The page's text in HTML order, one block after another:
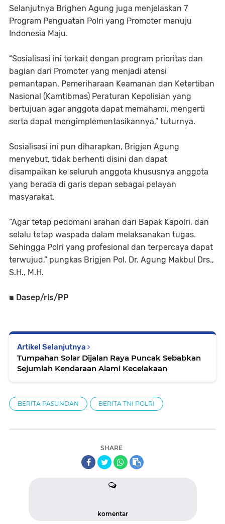
Selanjutnya Brighen Agung juga menjelaskan 7
Program Penguatan Polri yang Promoter menuju
Indonesia Maju.
“Sosialisasi ini terkait dengan program prioritas dan
bagian dari Promoter yang menjadi atensi
pemantapan, Pemeriharaan Keamanan dan Ketertiban
Nasional (Kamtibmas) Peraturan Kepolisian yang
bertujuan agar anggota dapat memahami, mengerti
serta dapat mengimplementasikannya,” tuturnya.
Sosialisasi ini pun diharapkan, Brigjen Agung
menyebut, tidak berhenti disini dan dapat
disampaikan ke seluruh anggota khususnya anggota
yang berada di garis depan sebagai pelayan
masyarakat.
“Agar tetap pedomani arahan dari Bapak Kapolri, dan
selalu tetap waspada dalam melaksanakan tugas.
Sehingga Polri yang profesional dan terpercaya dapat
terwujud,” pungkas Brigjen Pol. Dr. Agung Makbul Drs.,
S.H., M.H.
■ Dasep/rls/PP
Artikel Selanjutnya
Tumpahan Solar Dijalan Raya Puncak Sebabkan
Sejumlah Kendaraan Alami Kecelakaan
BERITA PASUNDAN BERITA TNI POLRI
SHARE
komentar